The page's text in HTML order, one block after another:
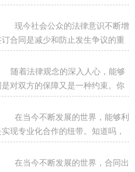
了吗？以...
今社会公众的法律意识不断增
合同是减少和防止发生争议的重
的哦，以...
法律观念的深入人心，能够
对双方的保障又是一种约束。你
是小编...
当今不断发展的世界，能够利
现专业化合作的纽带。知道吗，
精心整理...
当今不断发展的世界，合同出